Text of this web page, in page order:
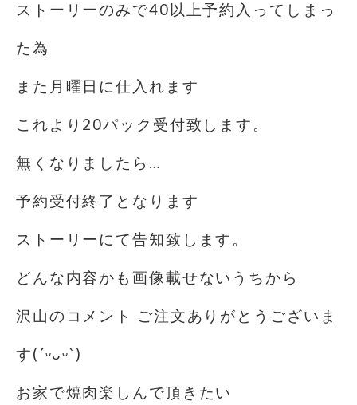
ストーリーのみで40以上予約入ってしまっ
た為
また月曜日に仕入れます
これより20パック受付致します。
無くなりましたら…
予約受付終了となります
ストーリーにて告知致します。
どんな内容かも画像載せないうちから
沢山のコメント ご注文ありがとうございま
す(´ᵕᴗᵕ`)
お家で焼肉楽しんで頂きたい